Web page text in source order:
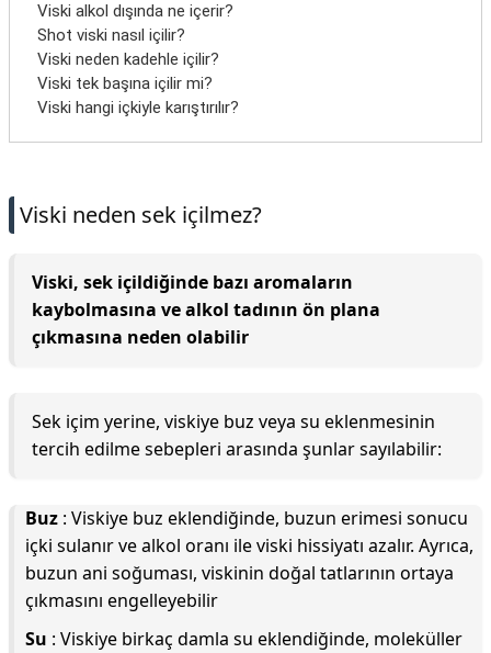
Viski alkol dışında ne içerir?
Shot viski nasıl içilir?
Viski neden kadehle içilir?
Viski tek başına içilir mi?
Viski hangi içkiyle karıştırılır?
Viski neden sek içilmez?
Viski, sek içildiğinde bazı aromaların
kaybolmasına ve alkol tadının ön plana
çıkmasına neden olabilir
Sek içim yerine, viskiye buz veya su eklenmesinin
tercih edilme sebepleri arasında şunlar sayılabilir:
Buz : Viskiye buz eklendiğinde, buzun erimesi sonucu
içki sulanır ve alkol oranı ile viski hissiyatı azalır. Ayrıca,
buzun ani soğuması, viskinin doğal tatlarının ortaya
çıkmasını engelleyebilir
Su : Viskiye birkaç damla su eklendiğinde, moleküller